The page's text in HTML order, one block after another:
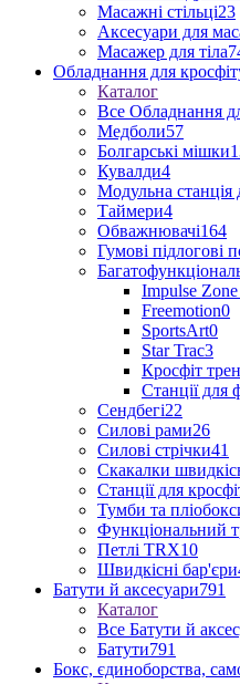
Масажні стільці23
Аксесуари для
Масажер для тіла
Обладнання для
Каталог
Все Обладнання
Медболи57
Болгарські мішки
Кувалди4
Модульна станція
Таймери4
Обважнювачі164
Гумові підлогові
Impulse
Freemotion0
SportsArt0
Star Trac3
Кросфіт
Станції для
Сендбегі22
Силові рами26
Силові стрічки41
Скакалки
Станції для
Тумби та
Функціональний
Петлі TRX10
Швидкісні бар'єри
Батути й аксесуари791
Каталог
Все Батути й
Батути791
Бокс, єдиноборства,